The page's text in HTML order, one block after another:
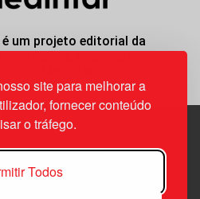
site para melhorar a
fornecer conteúdo
o tráfego.
Todos
um projeto editorial da
Farma, possível com o
D. Henrique, n.º 333H, esc.